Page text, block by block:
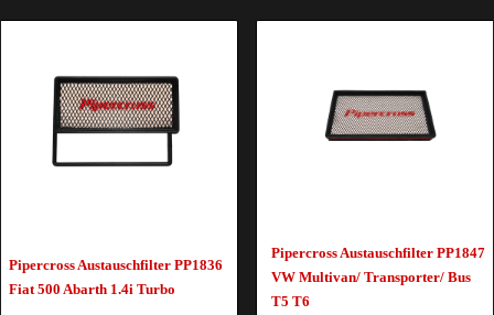
Pipercross Austauschfilter PP1836
Fiat 500 Abarth 1.4i Turbo
Pipercross Austauschfilter PP1847
VW Multivan/ Transporter/ Bus
T5 T6